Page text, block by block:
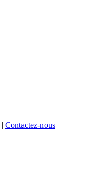
| Contactez-nous